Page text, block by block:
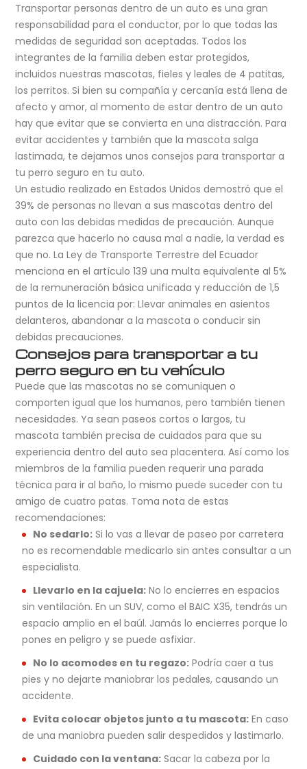
Transportar personas dentro de un auto es una gran
responsabilidad para el conductor, por lo que todas las
medidas de seguridad son aceptadas. Todos los
integrantes de la familia deben estar protegidos,
incluidos nuestras mascotas, fieles y leales de 4 patitas,
los perritos. Si bien su compañía y cercanía está llena de
afecto y amor, al momento de estar dentro de un auto
hay que evitar que se convierta en una distracción. Para
evitar accidentes y también que la mascota salga
lastimada, te dejamos unos consejos para transportar a
tu perro seguro en tu auto.
Un estudio realizado en Estados Unidos demostró que el
39% de personas no llevan a sus mascotas dentro del
auto con las debidas medidas de precaución. Aunque
parezca que hacerlo no causa mal a nadie, la verdad es
que no. La Ley de Transporte Terrestre del Ecuador
menciona en el artículo 139 una multa equivalente al 5%
de la remuneración básica unificada y reducción de 1,5
puntos de la licencia por: Llevar animales en asientos
delanteros, abandonar a la mascota o conducir sin
debidas precauciones.
Consejos para transportar a tu
perro seguro en tu vehículo
Puede que las mascotas no se comuniquen o
comporten igual que los humanos, pero también tienen
necesidades. Ya sean paseos cortos o largos, tu
mascota también precisa de cuidados para que su
experiencia dentro del auto sea placentera. Así como los
miembros de la familia pueden requerir una parada
técnica para ir al baño, lo mismo puede suceder con tu
amigo de cuatro patas. Toma nota de estas
recomendaciones:
No sedarlo: Si lo vas a llevar de paseo por carretera
no es recomendable medicarlo sin antes consultar a un
especialista.
Llevarlo en la cajuela: No lo encierres en espacios
sin ventilación. En un SUV, como el BAIC X35, tendrás un
espacio amplio en el baúl. Jamás lo encierres porque lo
pones en peligro y se puede asfixiar.
No lo acomodes en tu regazo: Podría caer a tus
pies y no dejarte maniobrar los pedales, causando un
accidente.
Evita colocar objetos junto a tu mascota: En caso
de una maniobra pueden salir despedidos y lastimarlo.
Cuidado con la ventana: Sacar la cabeza por la